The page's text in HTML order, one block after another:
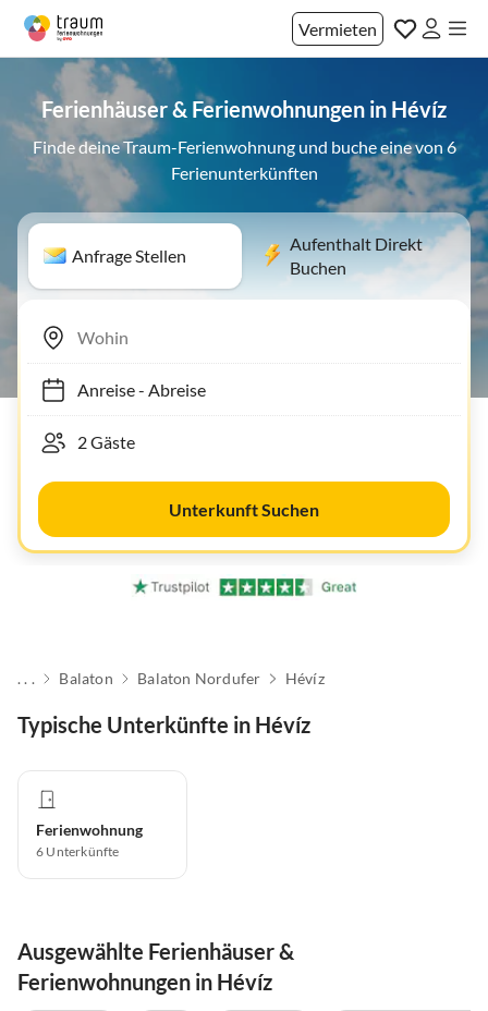
Vermieten
Ferienhäuser & Ferienwohnungen in Hévíz
Finde deine Traum-Ferienwohnung und buche eine von 6
Ferienunterkünften
Anfrage Stellen
Aufenthalt Direkt
Buchen
Anreise- Abreise
Unterkunft Suchen
. . . Balaton Balaton Nordufer Hévíz
Typische Unterkünfte in Hévíz
Ferienwohnung
6 Unterkünfte
Ausgewählte Ferienhäuser &
Ferienwohnungen in Hévíz